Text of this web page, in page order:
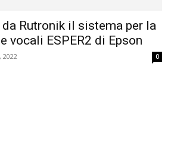
Rutronik il sistema per la
vocali ESPER2 di Epson
2022 0